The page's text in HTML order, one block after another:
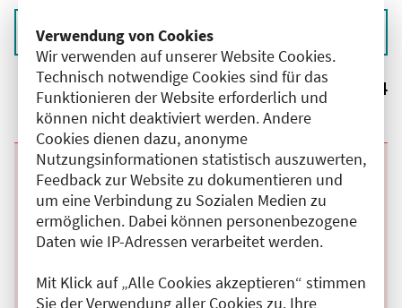
Verwendung von Cookies
Wir verwenden auf unserer Website Cookies.
Technisch notwendige Cookies sind für das
Funktionieren der Website erforderlich und
können nicht deaktiviert werden. Andere
Cookies dienen dazu, anonyme
Nutzungsinformationen statistisch auszuwerten,
Feedback zur Website zu dokumentieren und
um eine Verbindung zu Sozialen Medien zu
ermöglichen. Dabei können personenbezogene
Daten wie IP-Adressen verarbeitet werden.
Mit Klick auf „Alle Cookies akzeptieren“ stimmen
Sie der Verwendung aller Cookies zu. Ihre
Sortieren nach
Ergebnisse: 4
Beginn:
02.09.2026 Ende und Anfangszeit:
-02.09.2026 ,20:00 Uhr
Veranstaltungstitel:
Basiskurs GynToGo Endokrinologie late night
Session
Veranstaltungsort:
Online
Kategorie: A
Details anzeigen